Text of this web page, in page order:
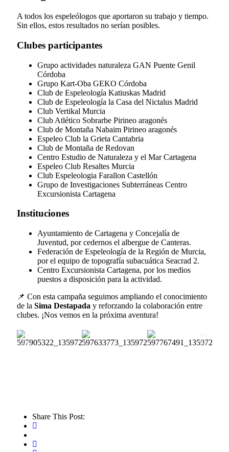
A todos los espeleólogos que aportaron su trabajo y tiempo.
Sin ellos, estos resultados no serían posibles.
Clubes participantes
Grupo actividades naturaleza GAN Puente Genil
Córdoba
Grupo Kart-Oba GEKO Córdoba
Club de Espeleología Katiuskas Madrid
Club de Espeleología la Casa del Nictalus Madrid
Club Vertikal Murcia
Club Atlético Sobrarbe Pirineo aragonés
Club de Montaña Nabaim Pirineo aragonés
Espeleo Club la Grieta Cantabria
Club de Montaña de Redovan
Centro Estudio de Naturaleza y el Mar Cartagena
Espeleo Club Resaltes Murcia
Club Espeleologia Farallon Castellón
Grupo de Investigaciones Subterráneas Centro
Excursionista Cartagena
Instituciones
Ayuntamiento de Cartagena y Concejalía de
Juventud, por cedernos el albergue de Canteras.
Federación de Espeleología de la Región de Murcia,
por el equipo de topografía subacuática Seacrad 2.
Centro Excursionista Cartagena, por los medios
puestos a disposición para la actividad.
📌 Con esta campaña seguimos ampliando el conocimiento
de la Sima Destapada y reforzando la colaboración entre
clubes. ¡Nos vemos en la próxima aventura!
Share This Post: